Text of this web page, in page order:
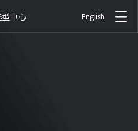
型中心 English